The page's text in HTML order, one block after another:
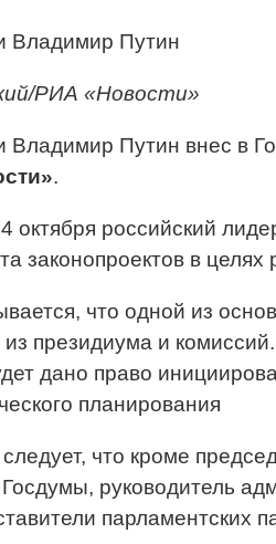
Владимир Путин
РИА «Новости»
Путин внес в
.
октября российский
законопроектов в
что одной из
из президиума и
дано право
планирования
что кроме
руководитель
парламентских